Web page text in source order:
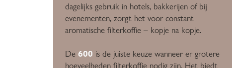
dagelijks gebruik in hotels, bakkerijen of bij
evenementen, zorgt het voor constant
aromatische filterkoffie – kopje na kopje.
De 600 is de juiste keuze wanneer er grotere
hoeveelheden filterkoffie nodig zijn. Het biedt